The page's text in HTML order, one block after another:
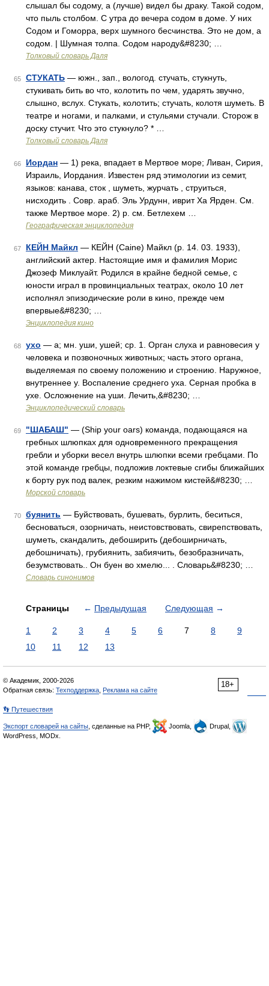
слышал бы содому, а (лучше) видел бы драку. Такой содом,
что пыль столбом. С утра до вечера содом в доме. У них
Содом и Гоморра, верх шумного бесчинства. Это не дом, а
содом. | Шумная толпа. Содом народу&#8230; …
Толковый словарь Даля
65 СТУКАТЬ — южн., зап., вологод. стучать, стукнуть,
стукивать бить во что, колотить по чем, ударять звучно,
слышно, вслух. Стукать, колотить; стучать, колотя шуметь. В
театре и ногами, и палками, и стульями стучали. Сторож в
доску стучит. Что это стукнуло? * …
Толковый словарь Даля
66 Иордан — 1) река, впадает в Мертвое море; Ливан, Сирия,
Израиль, Иордания. Известен ряд этимологии из семит,
языков: канава, сток , шуметь, журчать , струиться,
нисходить . Совр. араб. Эль Урдунн, иврит Ха Ярден. См.
также Мертвое море. 2) р. см. Бетлехем …
Географическая энциклопедия
67 КЕЙН Майкл — КЕЙН (Caine) Майкл (р. 14. 03. 1933),
английский актер. Настоящие имя и фамилия Морис
Джозеф Миклуайт. Родился в крайне бедной семье, с
юности играл в провинциальных театрах, около 10 лет
исполнял эпизодические роли в кино, прежде чем
впервые&#8230; …
Энциклопедия кино
68 ухо — а; мн. уши, ушей; ср. 1. Орган слуха и равновесия у
человека и позвоночных животных; часть этого органа,
выделяемая по своему положению и строению. Наружное,
внутреннее у. Воспаление среднего уха. Серная пробка в
ухе. Осложнение на уши. Лечить,&#8230; …
Энциклопедический словарь
69 "ШАБАШ" — (Ship your oars) команда, подающаяся на
гребных шлюпках для одновременного прекращения
гребли и уборки весел внутрь шлюпки всеми гребцами. По
этой команде гребцы, подложив локтевые сгибы ближайших
к борту рук под валек, резким нажимом кистей&#8230; …
Морской словарь
70 буянить — Буйствовать, бушевать, бурлить, беситься,
бесноваться, озорничать, неистовствовать, свирепствовать,
шуметь, скандалить, дебоширить (дебоширничать,
дебошничать), грубиянить, забиячить, безобразничать,
безумствовать.. Он буен во хмелю... . Словарь&#8230; …
Словарь синонимов
Страницы ← Предыдущая Следующая →
1 2 3 4 5 6 7 8
9
10
11 12 13
18+
© Академик, 2000-2026
Обратная связь: Техподдержка Реклама на сайте
👣 Путешествия
Экспорт словарей на сайты , сделанные на PHP, Joomla,
Drupal,
WordPress, MODx.